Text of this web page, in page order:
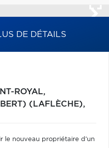
DE DÉTAILS
ROYAL,
(LAFLÈCHE),
le nouveau propriétaire d'un